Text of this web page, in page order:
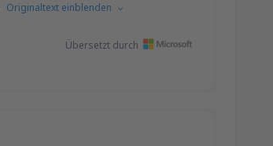
Originaltext einblenden
Übersetzt durch